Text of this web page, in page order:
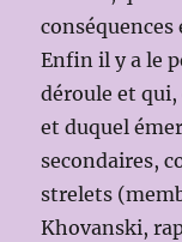
Enfin il y a le
déroule et
et duquel
secondaires,
strelets
Khovanski,